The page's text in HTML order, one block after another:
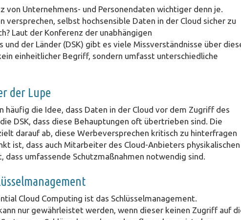
von Unternehmens- und Personendaten wichtiger denn je.
versprechen, selbst hochsensible Daten in der Cloud sicher zu
Laut der Konferenz der unabhängigen
der Länder (DSK) gibt es viele Missverständnisse über
einheitlicher Begriff, sondern umfasst unterschiedliche
der Lupe
die Idee, dass Daten in der Cloud vor dem Zugriff des
DSK, dass diese Behauptungen oft übertrieben sind. Die
darauf ab, diese Werbeversprechen kritisch zu hinterfragen
ist, dass auch Mitarbeiter des Cloud-Anbieters physikalischen
dass umfassende Schutzmaßnahmen notwendig sind.
Cloud Computing ist das Schlüsselmanagement.
nur gewährleistet werden, wenn dieser keinen Zugriff auf